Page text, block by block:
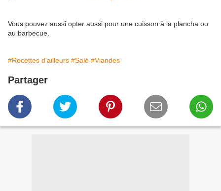
Vous pouvez aussi opter aussi pour une cuisson à la plancha ou
au barbecue.
#Recettes d'ailleurs #Salé #Viandes
Partager